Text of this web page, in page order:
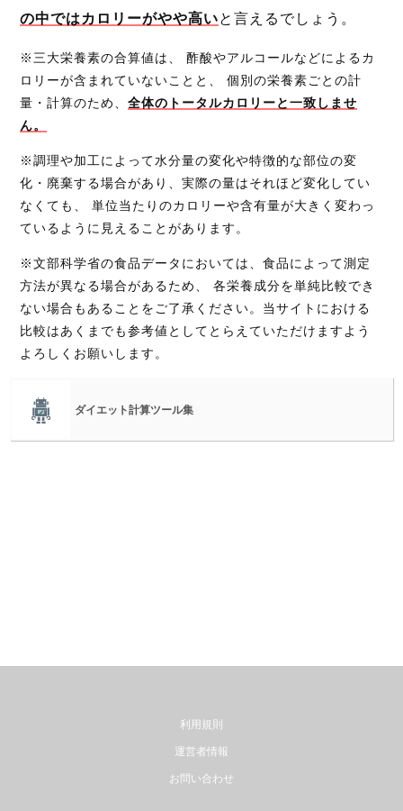
の中ではカロリーがやや高いと言えるでしょう。
※三大栄養素の合算値は、 酢酸やアルコールなどによるカ
ロリーが含まれていないことと、 個別の栄養素ごとの計
量・計算のため、 全体のトータルカロリーと一致しませ
ん。
※調理や加工によって水分量の変化や特徴的な部位の変
化・廃棄する場合があり、実際の量はそれほど変化してい
なくても、 単位当たりのカロリーや含有量が大きく変わっ
ているように見えることがあります。
※文部科学省の食品データにおいては、食品によって測定
方法が異なる場合があるため、 各栄養成分を単純比較でき
ない場合もあることをご了承ください。当サイトにおける
比較はあくまでも参考値としてとらえていただけますよう
よろしくお願いします。
ダイエット計算ツール集
利用規則
運営者情報
お問い合わせ